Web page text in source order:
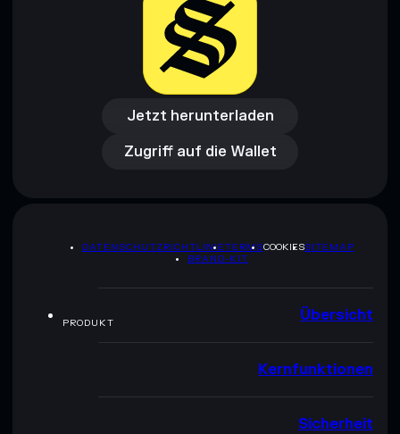
Jetzt herunterladen
Jetzt herunterladen
Zugriff auf die Wallet
Zugriff auf die Wallet
DATENSCHUTZRICHTLINIETERMSCOOKIESSITEMAP
BRAND-KIT
PRODUKT Übersicht
Kernfunktionen
Sicherheit